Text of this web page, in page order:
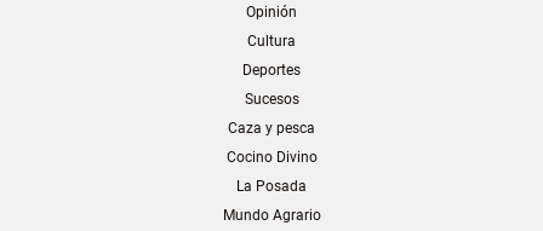
Opinión
Cultura
Deportes
Sucesos
Caza y pesca
Cocino Divino
La Posada
Mundo Agrario